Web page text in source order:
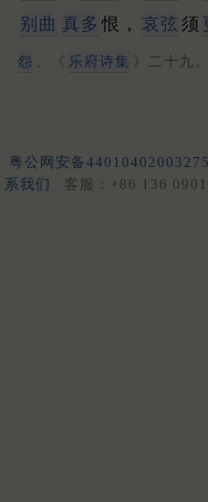
别曲 真多 恨， 哀弦 须
怨 乐府诗集 》二十九。
粤公网安备44010402003275
系我们
客服：+86 136